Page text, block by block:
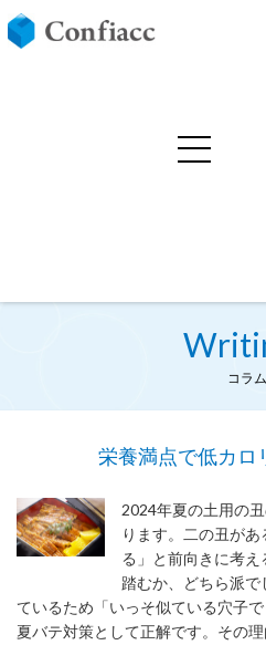
コラム
栄養満点で低カロ
2024年夏の土用の
ります。二の丑が
る」と前向きに考
踏むか、どちら派
ているため「いっそ似ている穴子
夏バテ対策として正解です。その理